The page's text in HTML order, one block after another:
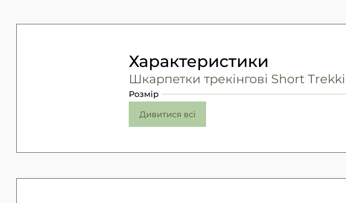
Характеристики
Шкарпетки трекінгові Short
Розмір
Дивитися всі